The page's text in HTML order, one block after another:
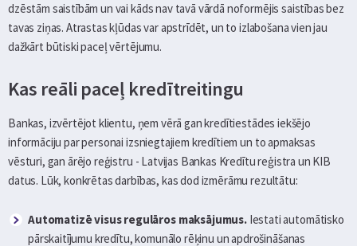
dzēstām saistībām un vai kāds nav tavā vārdā noformējis saistības bez
tavas ziņas. Atrastas kļūdas var apstrīdēt, un to izlabošana vien jau
dažkārt būtiski paceļ vērtējumu.
Kas reāli paceļ kredītreitingu
Bankas, izvērtējot klientu, ņem vērā gan kredītiestādes iekšējo
informāciju par personai izsniegtajiem kredītiem un to apmaksas
vēsturi, gan ārējo reģistru - Latvijas Bankas Kredītu reģistra un KIB
datus. Lūk, konkrētas darbības, kas dod izmērāmu rezultātu:
Automatizē visus regulāros maksājumus.Iestati automātisko
pārskaitījumu kredītu, komunālo rēķinu un apdrošināšanas